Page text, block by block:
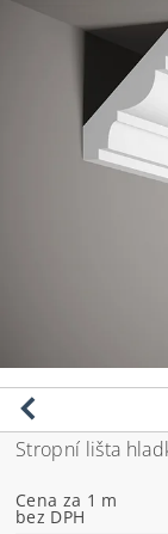
Stropní lišta
Cena za 1 m
bez DPH